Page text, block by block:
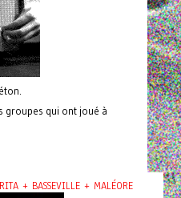
groupes qui ont joué à
+ BASSEVILLE + MALÉORE